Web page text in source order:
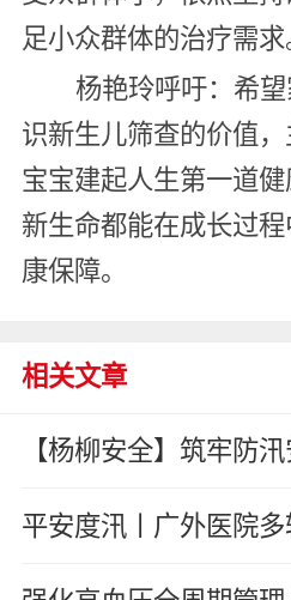
足小众群体的治疗需求
杨艳玲呼吁：希
识新生儿筛查的价值
宝宝建起人生第一道
新生命都能在成长过
康保障。
相关文章
【杨柳安全】筑牢防
平安度汛丨广外医院